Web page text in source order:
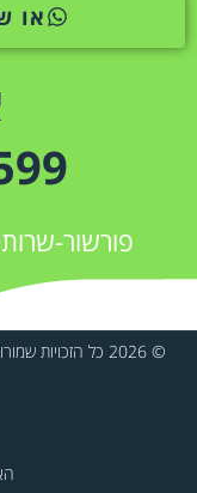
או
פורשור-
© 2026 כל הזכויות שמורות לפורשור מומחים בע״מ. פורשור-שרותים ניידים.